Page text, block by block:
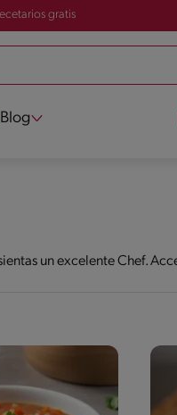
gratis
Blog
un excelente Chef.